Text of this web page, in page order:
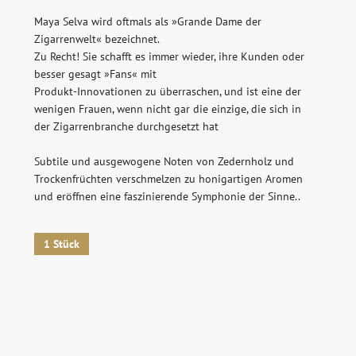
Maya Selva wird oftmals als »Grande Dame der
Zigarrenwelt« bezeichnet.
Zu Recht! Sie schafft es immer wieder, ihre Kunden oder
besser gesagt »Fans« mit
Produkt-Innovationen zu überraschen, und ist eine der
wenigen Frauen, wenn nicht gar die einzige, die sich in
der Zigarrenbranche durchgesetzt hat
Subtile und ausgewogene Noten von Zedernholz und
Trockenfrüchten verschmelzen zu honigartigen Aromen
und eröffnen eine faszinierende Symphonie der Sinne..
Herkunftsland
Honduras
Zigarrenstaerke
Marke
Flor de Selva
Connecticut Shade
Deckblattfarbe
Colorado Claro
Format
Corona
Einlage
Honduras
140 mm
Umblatt
Ringmass
Durchmesser
18,7 mm
1 Stück